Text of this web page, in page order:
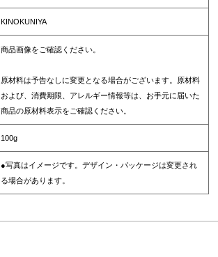
KINOKUNIYA
商品画像をご確認ください。
原材料は予告なしに変更となる場合がございます。原材料
および、消費期限、アレルギー情報等は、お手元に届いた
商品の原材料表示をご確認ください。
100g
●写真はイメージです。デザイン・パッケージは変更され
る場合があります。